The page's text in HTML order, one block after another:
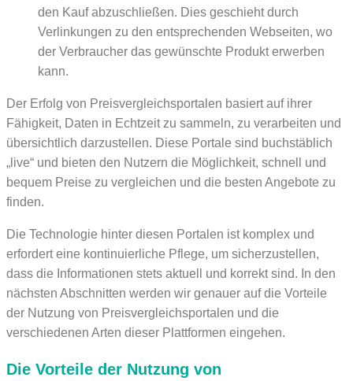
den Kauf abzuschließen. Dies geschieht durch
Verlinkungen zu den entsprechenden Webseiten, wo
der Verbraucher das gewünschte Produkt erwerben
kann.
Der Erfolg von Preisvergleichsportalen basiert auf ihrer
Fähigkeit, Daten in Echtzeit zu sammeln, zu verarbeiten und
übersichtlich darzustellen. Diese Portale sind buchstäblich
„live“ und bieten den Nutzern die Möglichkeit, schnell und
bequem Preise zu vergleichen und die besten Angebote zu
finden.
Die Technologie hinter diesen Portalen ist komplex und
erfordert eine kontinuierliche Pflege, um sicherzustellen,
dass die Informationen stets aktuell und korrekt sind. In den
nächsten Abschnitten werden wir genauer auf die Vorteile
der Nutzung von Preisvergleichsportalen und die
verschiedenen Arten dieser Plattformen eingehen.
Die Vorteile der Nutzung von